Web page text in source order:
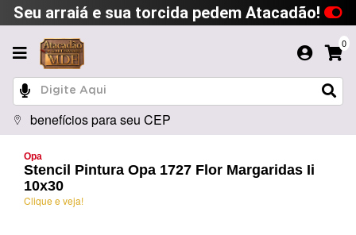
Seu arraiá e sua torcida pedem Atacadão!
0
benefícios para seu CEP
Opa
Stencil Pintura Opa 1727 Flor Margaridas Ii
10x30
Clique e veja!